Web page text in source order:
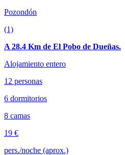
Pozondón
(1)
A 28.4 Km de El Pobo de Dueñas.
Alojamiento entero
12 personas
6 dormitorios
8 camas
19 €
pers./noche (aprox.)